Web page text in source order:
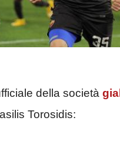
della società
Torosidis: